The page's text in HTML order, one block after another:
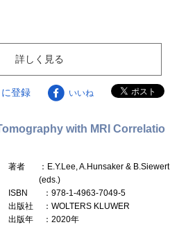
詳しく見る
登録 いいね
with MRI Correlatio
著者
：E.Y.Lee, A.Hunsaker & B.Siewert
(eds.)
ISBN
：978-1-4963-7049-5
出版社
：WOLTERS KLUWER
出版年
：2020年